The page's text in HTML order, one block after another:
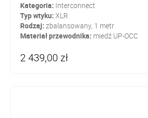
Kategoria: Interconnect
Typ wtyku: XLR
Rodzaj: zbalansowany, 1 metr
Materiał przewodnika: miedź UP-OCC
2 439,00 zł